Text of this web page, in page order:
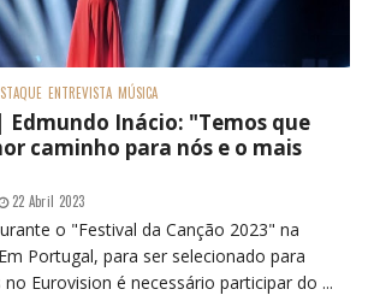
ENTREVISTA MÚSICA
Edmundo Inácio: "Temos que
caminho para nós e o mais
22 Abril 2023
o "Festival da Canção 2023" na
Portugal, para ser selecionado para
Eurovision é necessário participar do ...